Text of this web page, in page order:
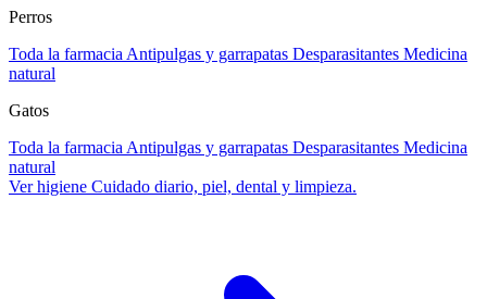
Perros
Toda la farmacia Antipulgas y garrapatas Desparasitantes Medicina
natural
Gatos
Toda la farmacia Antipulgas y garrapatas Desparasitantes Medicina
natural
Ver higiene Cuidado diario, piel, dental y limpieza.